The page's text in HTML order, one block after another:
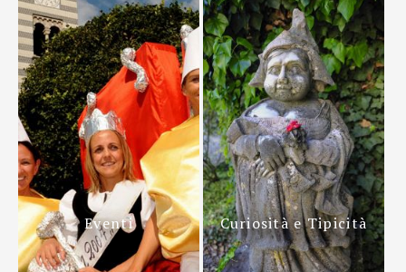
Eventi Curiosità e Tipicità